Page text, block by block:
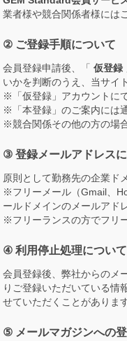
業者様や競合関係者様には
② ご登録手順について
会員登録申請後、「 仮登録
いかを判断のうえ、当サイ
※「仮登録」アカウントに
※「本登録」のご案内には
※競合関係その他の方の場
③ 登録メールアドレス
原則として勤務先の企業ド
※フリーメール（Gmail、
ールドメインのメールアド
※フリーランスの方でフリ
④ 利用停止処理について
会員登録後、弊社からのメ
りご登録いただいている情
せていただくことがあります
⑤ メールマガジンへの